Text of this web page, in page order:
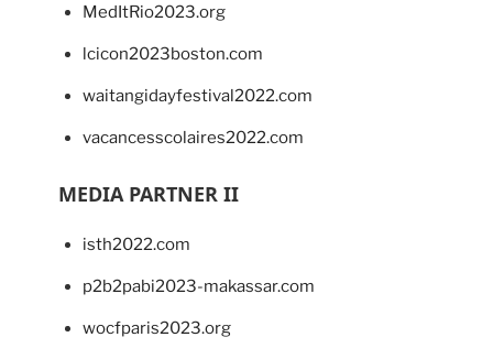
MedItRio2023.org
lcicon2023boston.com
waitangidayfestival2022.com
vacancesscolaires2022.com
MEDIA PARTNER II
isth2022.com
p2b2pabi2023-makassar.com
wocfparis2023.org